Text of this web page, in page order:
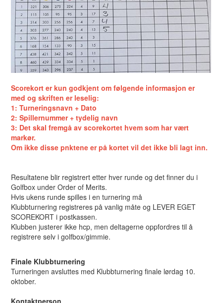
Scorekort er kun godkjent om følgende informasjon er
med og skriften er leselig:
1: Turneringsnavn + Dato
2: Spillernummer + tydelig navn
3: Det skal fremgå av scorekortet hvem som har vært
markør.
Om ikke disse pnktene er på kortet vil det ikke bli lagt inn.
Resultatene blir registrert etter hver runde og det finner du i
Golfbox under Order of Merits.
Hvis ukens runde spilles i en turnering må
Klubbturnering registreres på vanlig måte og LEVER EGET
SCOREKORT i postkassen.
Klubben justerer ikke hcp, men deltagerne oppfordres til å
registrere selv i golfbox/gimmie.
Finale Klubbturnering
Turneringen avsluttes med Klubbturnering finale lørdag 10.
oktober.